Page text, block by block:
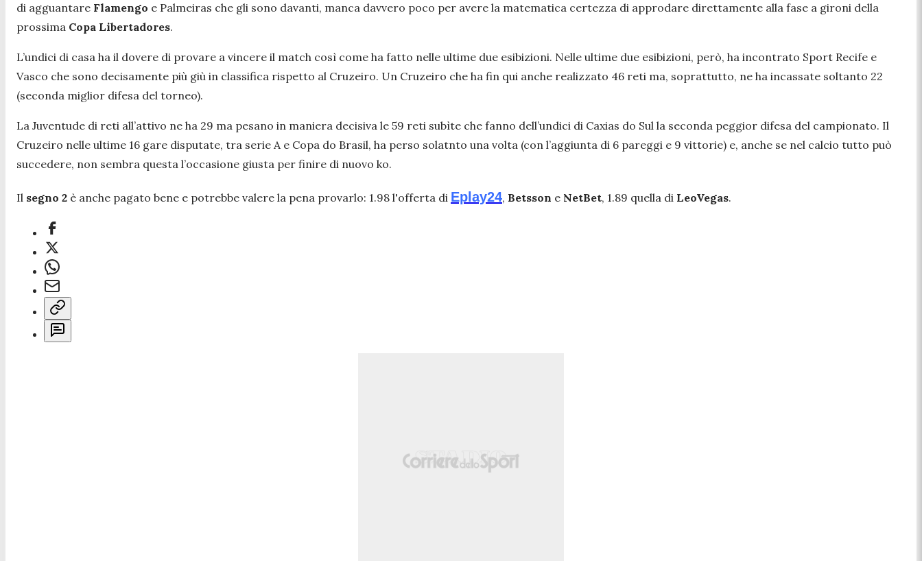
di agguantare Flamengo e Palmeiras che gli sono davanti, manca davvero poco per avere la matematica certezza di approdare direttamente alla fase a gironi della
prossima Copa Libertadores.
L’undici di casa ha il dovere di provare a vincere il match così come ha fatto nelle ultime due esibizioni. Nelle ultime due esibizioni, però, ha incontrato Sport Recife e
Vasco che sono decisamente più giù in classifica rispetto al Cruzeiro. Un Cruzeiro che ha fin qui anche realizzato 46 reti ma, soprattutto, ne ha incassate soltanto 22
(seconda miglior difesa del torneo).
La Juventude di reti all’attivo ne ha 29 ma pesano in maniera decisiva le 59 reti subìte che fanno dell’undici di Caxias do Sul la seconda peggior difesa del campionato. Il
Cruzeiro nelle ultime 16 gare disputate, tra serie A e Copa do Brasil, ha perso solatnto una volta (con l’aggiunta di 6 pareggi e 9 vittorie) e, anche se nel calcio tutto può
succedere, non sembra questa l’occasione giusta per finire di nuovo ko.
Il segno 2 è anche pagato bene e potrebbe valere la pena provarlo: 1.98 l'offerta di Eplay24, Betsson e NetBet, 1.89 quella di LeoVegas.